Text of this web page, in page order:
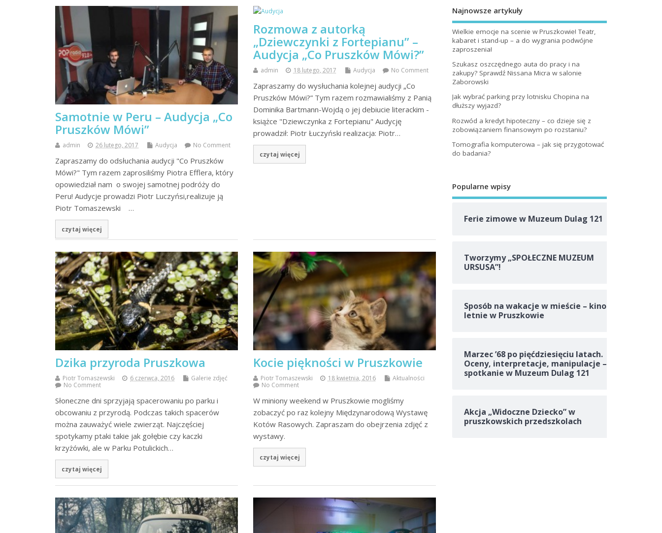
Samotnie w Peru – Audycja „Co
Pruszków Mówi”
admin 26 lutego, 2017 Audycja No Comment
Zapraszamy do odsłuchania audycji "Co Pruszków
Mówi?" Tym razem zaprosiliśmy Piotra Efflera, który
opowiedział nam o swojej samotnej podróży do
Peru! Audycje prowadzi Piotr Luczyńsi,realizuje ją
Piotr Tomaszewski …
czytaj więcej
Rozmowa z autorką
„Dziewczynki z Fortepianu” –
Audycja „Co Pruszków Mówi?”
admin 18 lutego, 2017 Audycja No Comment
Zapraszamy do wysłuchania kolejnej audycji „Co
Pruszków Mówi?” Tym razem rozmawialiśmy z Panią
Dominika Bartmann-Wojdą o jej debiucie literackim -
książce "Dziewczynka z Fortepianu" Audycję
prowadził: Piotr Łuczyński realizacja: Piotr…
czytaj więcej
Dzika przyroda Pruszkowa
Piotr Tomaszewski 6 czerwca, 2016
Galerie zdjęć
No Comment
Słoneczne dni sprzyjają spacerowaniu po parku i
obcowaniu z przyrodą. Podczas takich spacerów
można zauważyć wiele zwierząt. Najczęściej
spotykamy ptaki takie jak gołębie czy kaczki
krzyżówki, ale w Parku Potulickich…
czytaj więcej
Kocie piękności w Pruszkowie
Piotr Tomaszewski 18 kwietnia, 2016
Aktualności
No Comment
W miniony weekend w Pruszkowie mogliśmy
zobaczyć po raz kolejny Międzynarodową Wystawę
Kotów Rasowych. Zapraszam do obejrzenia zdjęć z
wystawy.
czytaj więcej
Najnowsze artykuły
Wielkie emocje na scenie w Pruszkowie! Teatr,
kabaret i stand-up – a do wygrania podwójne
zaproszenia!
Szukasz oszczędnego auta do pracy i na
zakupy? Sprawdź Nissana Micra w salonie
Zaborowski
Jak wybrać parking przy lotnisku Chopina na
dłuższy wyjazd?
Rozwód a kredyt hipoteczny – co dzieje się z
zobowiązaniem finansowym po rozstaniu?
Tomografia komputerowa – jak się przygotować
do badania?
Popularne wpisy
Ferie zimowe w Muzeum Dulag 121
Tworzymy „SPOŁECZNE MUZEUM
URSUSA”!
Sposób na wakacje w mieście – kino
letnie w Pruszkowie
Marzec ’68 po pięćdziesięciu latach.
Oceny, interpretacje, manipulacje –
spotkanie w Muzeum Dulag 121
Akcja „Widoczne Dziecko” w
pruszkowskich przedszkolach